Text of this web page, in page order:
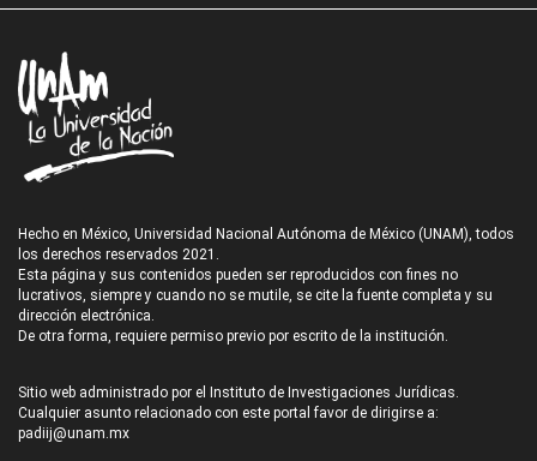
Hecho en México, Universidad Nacional Autónoma de México (UNAM), todos
los derechos reservados 2021.
Esta página y sus contenidos pueden ser reproducidos con fines no
lucrativos, siempre y cuando no se mutile, se cite la fuente completa y su
dirección electrónica.
De otra forma, requiere permiso previo por escrito de la institución.
Sitio web administrado por el Instituto de Investigaciones Jurídicas.
Cualquier asunto relacionado con este portal favor de dirigirse a:
padiij@unam.mx